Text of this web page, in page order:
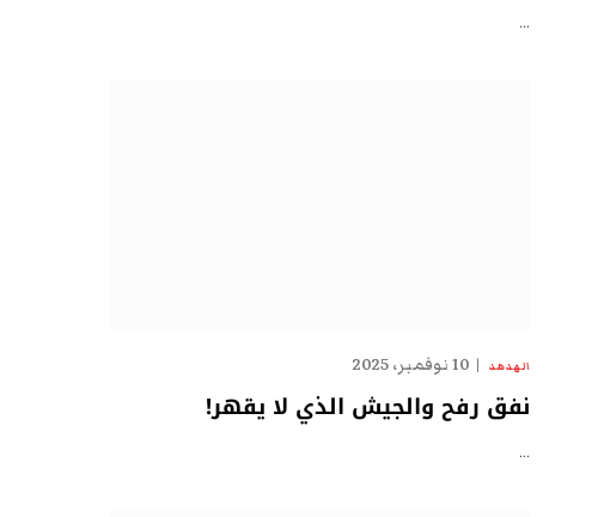
…
الهدهد 10 نوفمبر، 2025
نفق رفح والجيش الذي لا يقهر!
…